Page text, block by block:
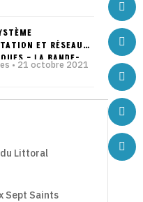
ET RÉSEAUX
– LA BANDE-
• 21 octobre 2021
Littoral
Sept Saints